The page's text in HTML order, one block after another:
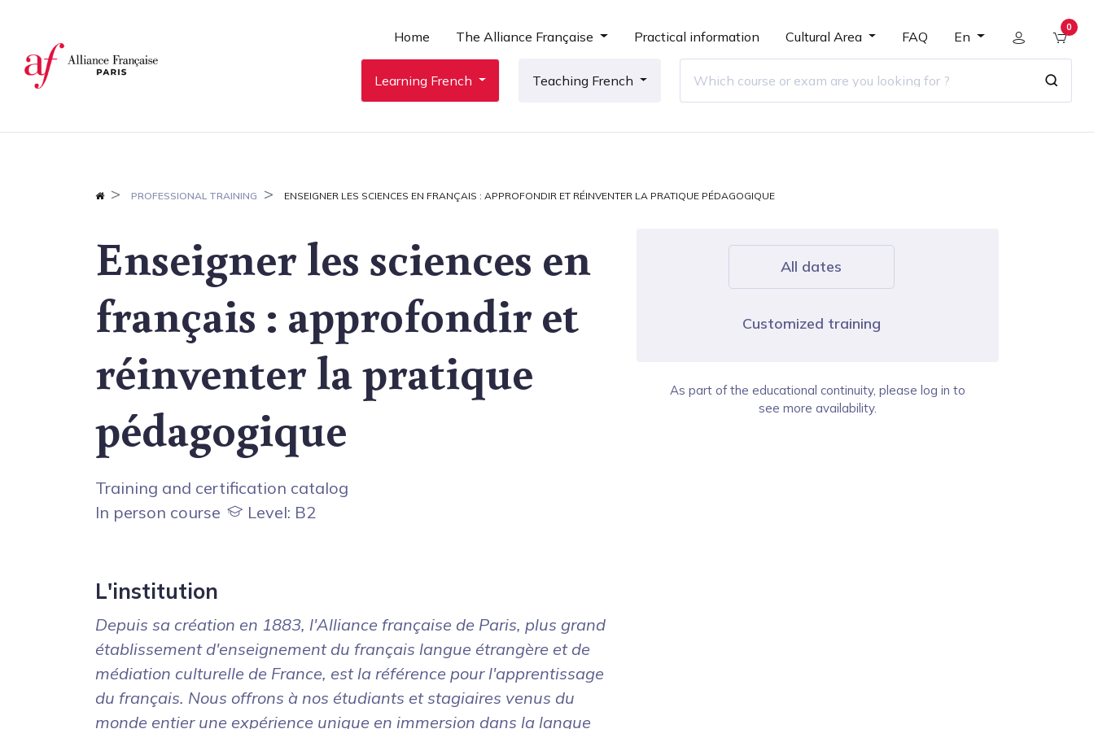
Home The Alliance Française Practical information Cultural Area FAQ En
0
Learning French Teaching French
PROFESSIONAL TRAINING ENSEIGNER LES SCIENCES EN FRANÇAIS : APPROFONDIR ET RÉINVENTER LA PRATIQUE PÉDAGOGIQUE
Enseigner les sciences en
français : approfondir et
réinventer la pratique
pédagogique
Training and certification catalog
In person course
Level: B2
L'institution
Depuis sa création en 1883, l'Alliance française de Paris, plus grand
établissement d'enseignement du français langue étrangère et de
médiation culturelle de France, est la référence pour l'apprentissage
du français. Nous offrons à nos étudiants et stagiaires venus du
monde entier une expérience unique en immersion dans la langue
All dates
Customized training
As part of the educational continuity, please log in to
see more availability.